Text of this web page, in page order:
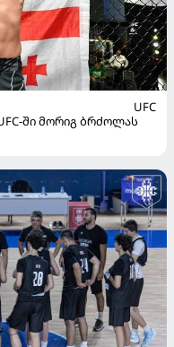
UFC
ში მორიგ ბრძოლას